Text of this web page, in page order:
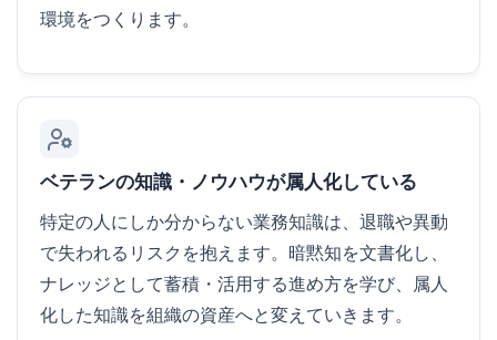
環境をつくります。
ベテランの知識・ノウハウが属人化している
特定の人にしか分からない業務知識は、退職や異動
で失われるリスクを抱えます。暗黙知を文書化し、
ナレッジとして蓄積・活用する進め方を学び、属人
化した知識を組織の資産へと変えていきます。